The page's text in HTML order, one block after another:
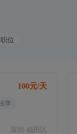
位
100元/天
学
深圳-福田区